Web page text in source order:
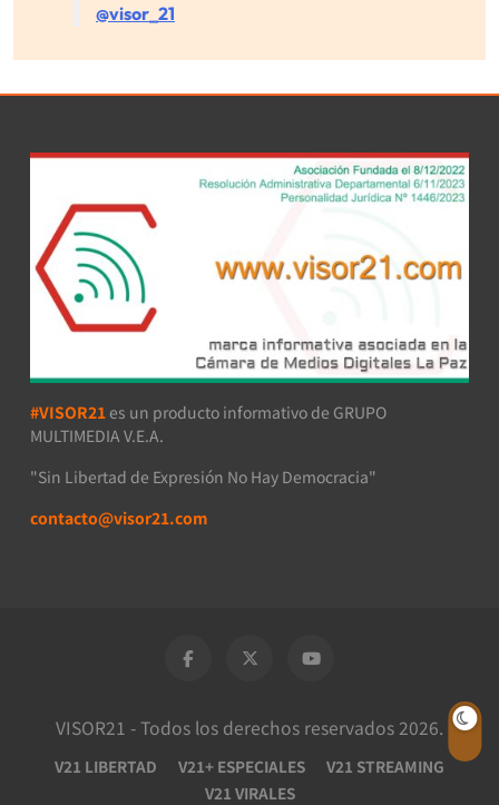
@visor_21
#VISOR21 es un producto informativo de GRUPO
MULTIMEDIA V.E.A.
"Sin Libertad de Expresión No Hay Democracia"
contacto@visor21.com
VISOR21 - Todos los derechos reservados 2026.
V21 LIBERTAD V21+ ESPECIALES
V21 STREAMING
V21 VIRALES